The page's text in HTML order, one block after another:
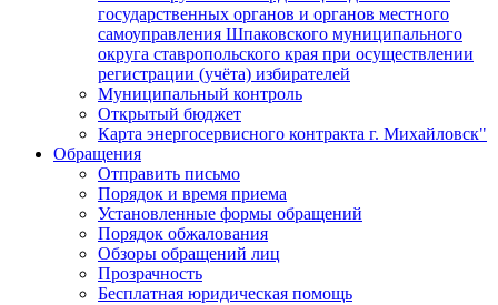
государственных органов и органов местного
самоуправления Шпаковского муниципального
округа ставропольского края при осуществлении
регистрации (учёта) избирателей
Муниципальный контроль
Открытый бюджет
Карта энергосервисного контракта г. Михайловск"
Обращения
Отправить письмо
Порядок и время приема
Установленные формы обращений
Порядок обжалования
Обзоры обращений лиц
Прозрачность
Бесплатная юридическая помощь